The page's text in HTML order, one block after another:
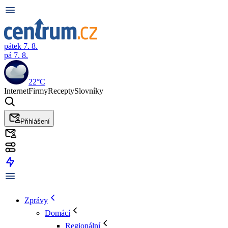
pátek 7. 8.
pá 7. 8.
22°C
InternetFirmyReceptySlovníky
Přihlášení
Zprávy
Domácí
Regionální